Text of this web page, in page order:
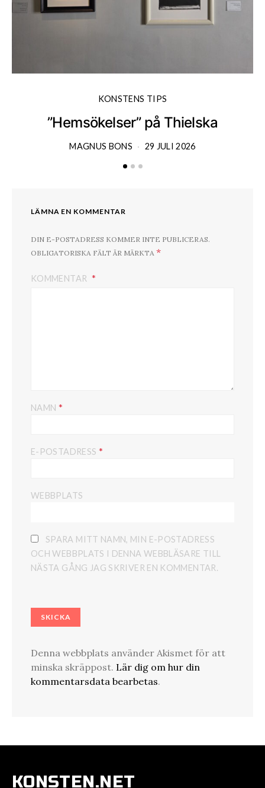
KONSTENS TIPS
”Hemsökelser” på Thielska
MAGNUS BONS 29 JULI 2026
LÄMNA EN KOMMENTAR
DIN E-POSTADRESS KOMMER INTE PUBLICERAS.
OBLIGATORISKA FÄLT ÄR MÄRKTA *
KOMMENTAR
NAMN *
E-POSTADRESS *
WEBBPLATS
SPARA MITT NAMN, MIN E-POSTADRESS
OCH WEBBPLATS I DENNA WEBBLÄSARE TILL
NÄSTA GÅNG JAG SKRIVER EN KOMMENTAR.
Denna webbplats använder Akismet för att
minska skräppost. Lär dig om hur din
kommentarsdata bearbetas.
KONSTEN.NET